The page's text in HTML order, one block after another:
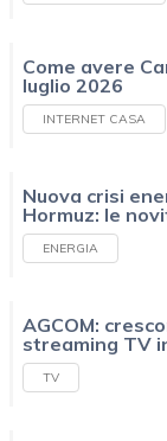
Come avere
luglio 2026
INTERNET CASA
Nuova crisi
Hormuz: le
ENERGIA
AGCOM:
streaming TV
TV